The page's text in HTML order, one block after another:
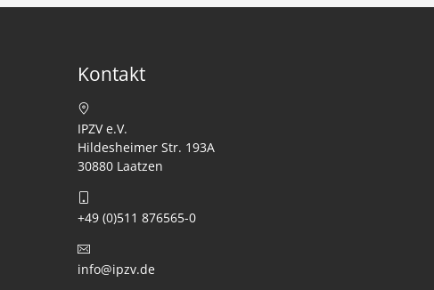
Kontakt
IPZV e.V.
Hildesheimer Str. 193A
30880 Laatzen
+49 (0)511 876565-0
info@ipzv.de